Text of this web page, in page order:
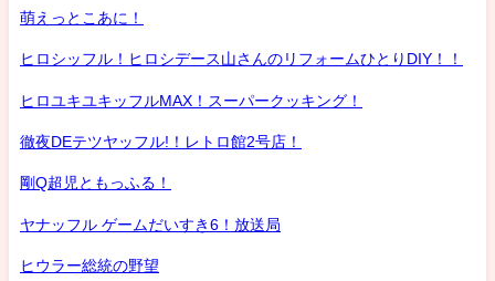
萌えっとこあに！
ヒロシッフル！ヒロシデース山さんのリフォームひとりDIY！！
ヒロユキユキッフルMAX！スーパークッキング！
徹夜DEテツヤッフル!！レトロ館2号店！
剛Q超児ともっふる！
ヤナッフル ゲームだいすき6！放送局
ヒウラー総統の野望